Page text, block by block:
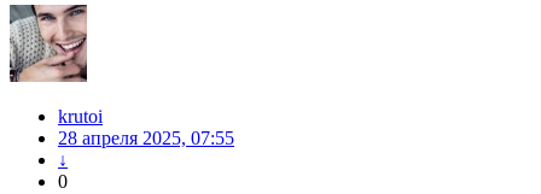
krutoi
28 апреля 2025, 07:55
↓
0